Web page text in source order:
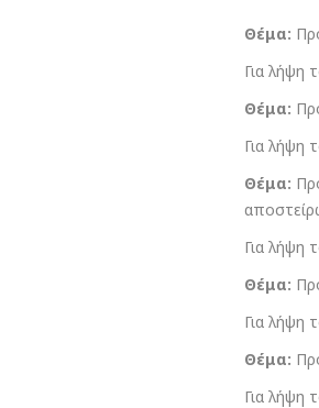
Θέμα:
Για λήψη
Θέμα:
Για λήψη
Θέμα:
Για λήψη
Θέμα:
Για λήψη
Θέμα:
Για λήψη